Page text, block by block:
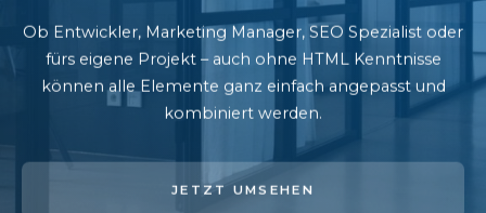
Ob Entwickler, Marketing Manager, SEO Spezialist oder
fürs eigene Projekt – auch ohne HTML Kenntnisse
können alle Elemente ganz einfach angepasst und
kombiniert werden.
JETZT UMSEHEN